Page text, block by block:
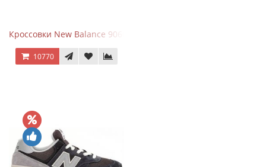
Кроссовки New Balance 9060 ASOS Exclusive Pink Overdye
10770